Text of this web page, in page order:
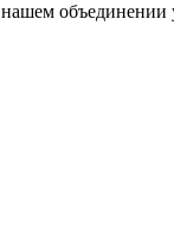
объединении